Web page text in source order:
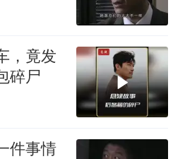
，竟发
碎尸
件事情